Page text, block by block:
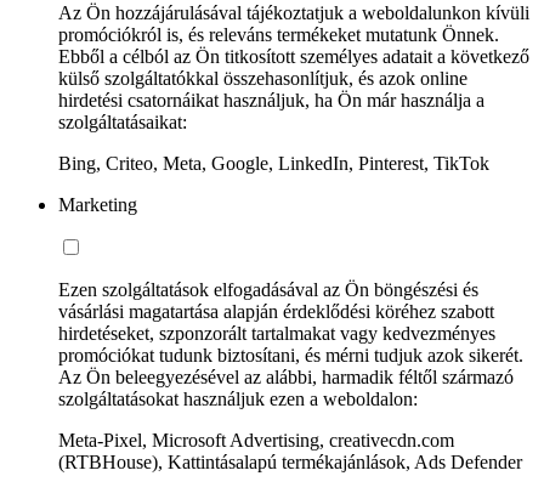
Az Ön hozzájárulásával tájékoztatjuk a weboldalunkon kívüli
promóciókról is, és releváns termékeket mutatunk Önnek.
Ebből a célból az Ön titkosított személyes adatait a következő
külső szolgáltatókkal összehasonlítjuk, és azok online
hirdetési csatornáikat használjuk, ha Ön már használja a
szolgáltatásaikat:
Bing, Criteo, Meta, Google, LinkedIn, Pinterest, TikTok
Marketing
Ezen szolgáltatások elfogadásával az Ön böngészési és
vásárlási magatartása alapján érdeklődési köréhez szabott
hirdetéseket, szponzorált tartalmakat vagy kedvezményes
promóciókat tudunk biztosítani, és mérni tudjuk azok sikerét.
Az Ön beleegyezésével az alábbi, harmadik féltől származó
szolgáltatásokat használjuk ezen a weboldalon:
Meta-Pixel, Microsoft Advertising, creativecdn.com
(RTBHouse), Kattintásalapú termékajánlások, Ads Defender